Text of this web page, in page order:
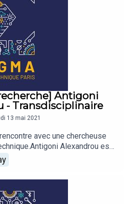
Antigoni
- Transdisciplinaire
13 mai 2021
avec une chercheuse
Alexandrou est
a vécu en Allemagne et aux
a passé la majeure partie de sa
au Laboratoire d'Optique
(LOB).Physicienne de
sur des questions liées à